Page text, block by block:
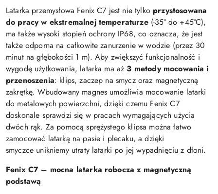
Latarka przemysłowa Fenix C7 jest nie tylko przystosowana
do pracy w ekstremalnej temperaturze (-35° do +45°C),
ma także wysoki stopień ochrony IP68, co oznacza, że jest
także odporna na całkowite zanurzenie w wodzie (przez 30
minut na głębokości 1 m). Aby zwiększyć funkcjonalność i
wygodę użytkowania, latarka ma aż 3 metody mocowania i
przenoszenia: klips, zaczep na smycz oraz magnetyczną
zakrętkę. Wbudowany magnes umożliwia mocowanie latarki
do metalowych powierzchni, dzięki czemu Fenix C7
doskonale sprawdzi się w pracach wymagających użycia
dwóch rąk. Za pomocą sprężystego klipsa można łatwo
zamocować latarką na pasie i plecaku, a dzięki
smyczce unikniemy utraty latarki po jej wypadnięciu z dłoni.
Fenix C7 – mocna latarka robocza z magnetyczną
podstawą